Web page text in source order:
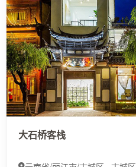
大石桥客栈